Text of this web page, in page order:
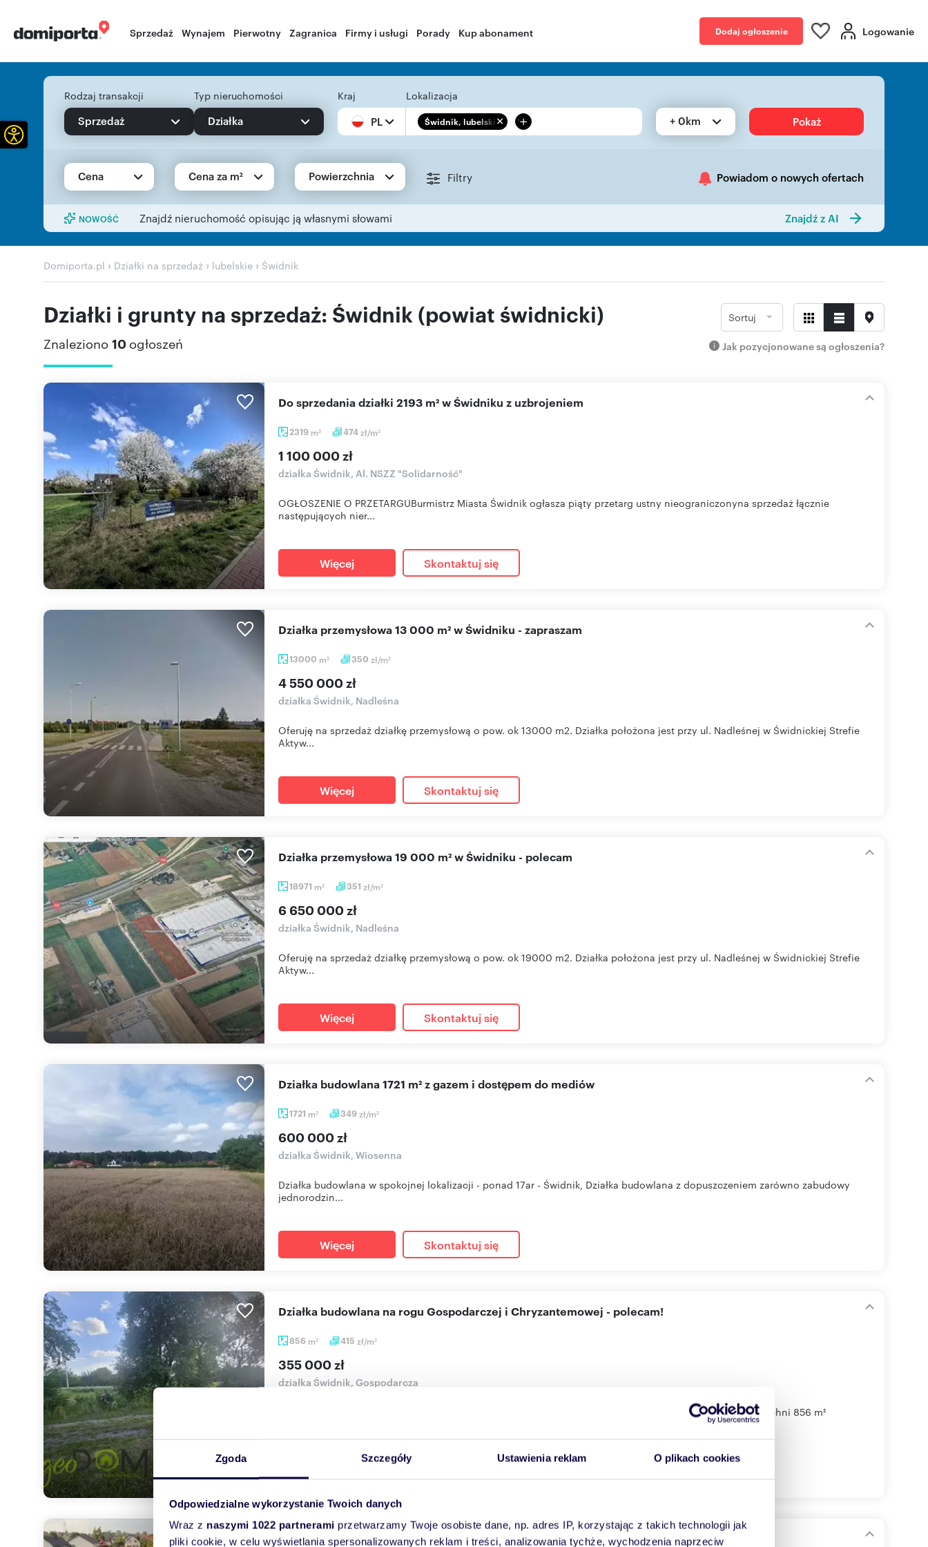
Zgoda Szczegóły Ustawienia reklam O plikach cookies
Odpowiedzialne wykorzystanie Twoich danych
Wraz z naszymi 1022 partnerami przetwarzamy Twoje osobiste dane, np. adres IP, korzystając z takich technologii jak
pliki cookie, w celu wyświetlania spersonalizowanych reklam i treści, analizowania tychże, wychodzenia naprzeciw
Sprzedaż Wynajem Pierwotny Zagranica Firmy i usługi Porady Kup abonament Dodaj ogłoszenie Logowanie
Rodzaj transakcji
Sprzedaż
Typ nieruchomości
Działka
Kraj
PL
Lokalizacja
Świdnik, lubelskie + + 0km Pokaż
Cena Cena za m² Powierzchnia Filtry Powiadom o nowych ofertach
NOWOŚĆ Znajdź nieruchomość opisując ją własnymi słowami Znajdź z AI
Domiporta.pl › Działki na sprzedaż › lubelskie › Świdnik
Działki i grunty na sprzedaż: Świdnik (powiat świdnicki)
Znaleziono 10 ogłoszeń
Sortuj
Jak pozycjonowane są ogłoszenia?
2319 m2 474zł/m2
Do sprzedania działki 2193 m² w Świdniku z uzbrojeniem
1 100 000 zł
działka Świdnik, Al. NSZZ "Solidarność"
OGŁOSZENIE O PRZETARGUBurmistrz Miasta Świdnik ogłasza piąty przetarg ustny nieograniczonyna sprzedaż łącznie
następujących nier...
Więcej Skontaktuj się
13000 m2 350 zł/m2
Działka przemysłowa 13 000 m² w Świdniku - zapraszam
4 550 000 zł
działka Świdnik, Nadleśna
Oferuję na sprzedaż działkę przemysłową o pow. ok 13000 m2. Działka położona jest przy ul. Nadleśnej w Świdnickiej Strefie
Aktyw...
Więcej Skontaktuj się
18971 m2 351 zł/m2
Działka przemysłowa 19 000 m² w Świdniku - polecam
6 650 000 zł
działka Świdnik, Nadleśna
Oferuję na sprzedaż działkę przemysłową o pow. ok 19000 m2. Działka położona jest przy ul. Nadleśnej w Świdnickiej Strefie
Aktyw...
Więcej Skontaktuj się
1721 m2 349zł/m2
Działka budowlana 1721 m² z gazem i dostępem do mediów
600 000 zł
działka Świdnik, Wiosenna
Działka budowlana w spokojnej lokalizacji - ponad 17ar - Świdnik, Działka budowlana z dopuszczeniem zarówno zabudowy
jednorodzin...
Więcej Skontaktuj się
856 m2 415 zł/m2
Działka budowlana na rogu Gospodarczej i Chryzantemowej - polecam!
355 000 zł
działka Świdnik, Gospodarcza
Na sprzedaż narożna (róg ul. Gospodarczej i ul. Chryzantemowej) działka nr 430/19 budowlana o powierzchni 856 m²
Zapraszam do zakupu działek pod biznes w Świdniku 2289 m²
Otwórz pasek narzędzi